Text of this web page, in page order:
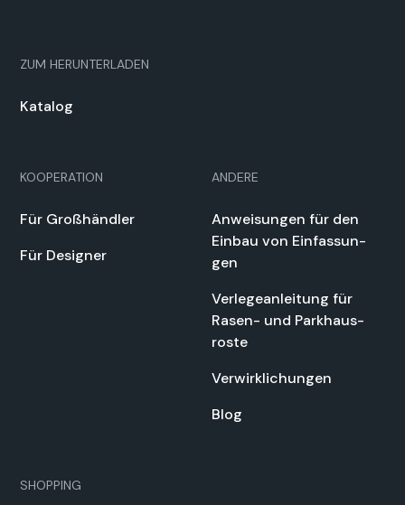
ZUM HERUN­TER­LADEN
Kat­a­log
KOOPERATION
Für Großhändler
Für Design­er
ANDERE
Anweisun­gen für den
Ein­bau von Ein­fas­sun­
gen
Ver­legean­leitung für
Rasen- und Parkhaus­
roste
Ver­wirk­lichun­gen
Blog
SHOPPING